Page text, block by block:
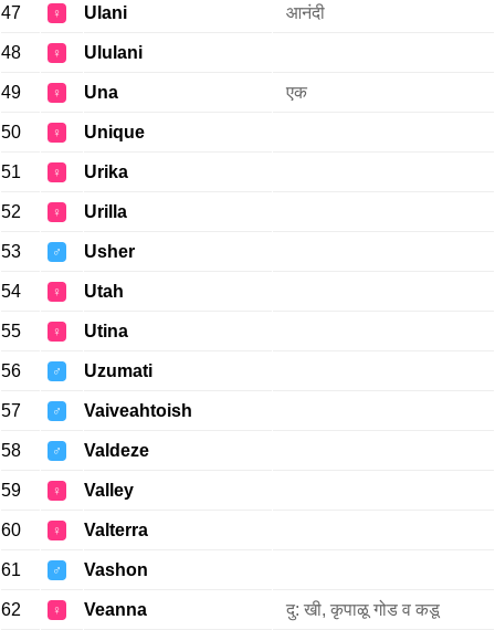
47 ♀ Ulani आनंदी
48 ♀ Ululani
49 ♀ Una एक
50 ♀ Unique
51 ♀ Urika
52 ♀ Urilla
53 ♂ Usher
54 ♀ Utah
55 ♀ Utina
56 ♂ Uzumati
57 ♂ Vaiveahtoish
58 ♂ Valdeze
59 ♀ Valley
60 ♀ Valterra
61 ♂ Vashon
62 ♀ Veanna दु: खी, कृपाळू गोड व कडू